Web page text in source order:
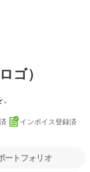
ゴ）
インボイス登録済
ートフォリオ